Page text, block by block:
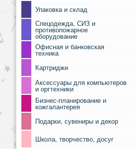
Упаковка и склад
Спецодежда, СИЗ и
противопожарное
оборудование
Офисная и банковская
техника
Картриджи
Аксессуары для компьютеров
и оргтехники
Бизнес-планирование и
кожгалантерея
Подарки, сувениры и декор
Школа, творчество, досуг